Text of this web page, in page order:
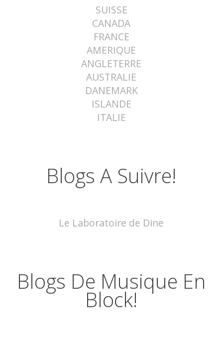
SUISSE
CANADA
FRANCE
AMERIQUE
ANGLETERRE
AUSTRALIE
DANEMARK
ISLANDE
ITALIE
Blogs A Suivre!
Le Laboratoire de Dine
Blogs De Musique En
Block!